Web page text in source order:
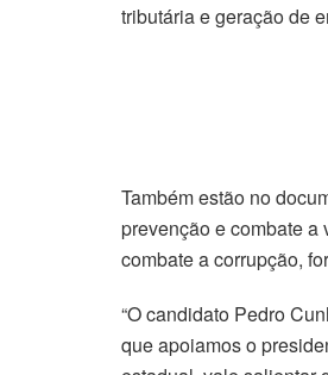
tributária e geração de
Também estão no
prevenção e combate
combate a corrupção,
“O candidato Pedro
que apoiamos o